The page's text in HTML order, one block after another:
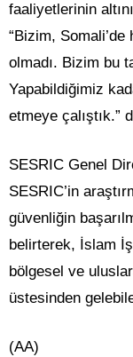
faaliyetlerinin
“Bizim,
olmadı. Bizim bu
Yapabildiğimiz
etmeye çalıştık.”
SESRIC Genel
SESRIC’in
güvenliğin
belirterek, İslam
bölgesel ve
üstesinden
(AA)